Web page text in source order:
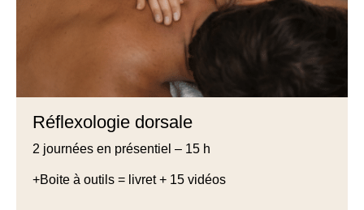
Réflexologie dorsale
2 journées en présentiel – 15 h
+Boite à outils = livret + 15 vidéos